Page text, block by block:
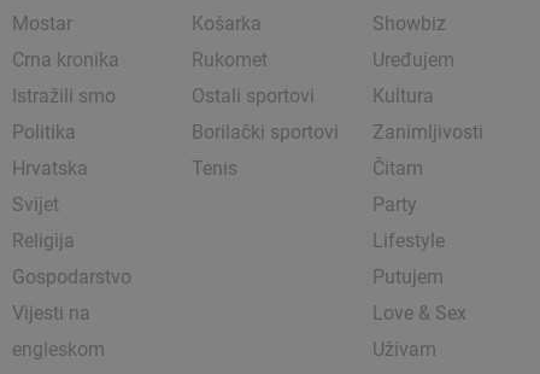
Mostar
Crna kronika
Istražili smo
Politika
Hrvatska
Svijet
Religija
Gospodarstvo
Vijesti na
engleskom
Košarka
Rukomet
Ostali sportovi
Borilački sportovi
Tenis
Showbiz
Uređujem
Kultura
Zanimljivosti
Čitam
Party
Lifestyle
Putujem
Love & Sex
Uživam